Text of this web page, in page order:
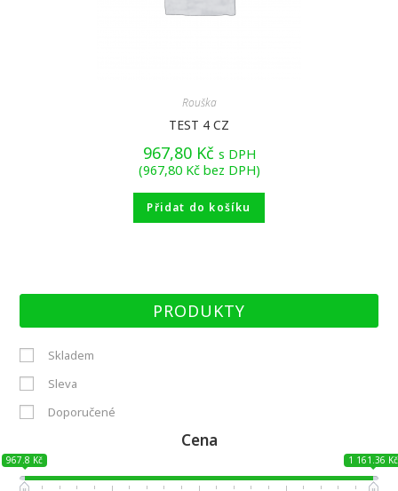
Rouška
TEST 4 CZ
967,80 Kč s DPH
(967,80 Kčbez DPH)
Přidat do košíku
PRODUKTY
Cena
Skladem
Sleva
Doporučené
967.8 Kč 1 161.36 Kč